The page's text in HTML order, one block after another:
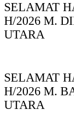
SELAMAT
H/2026 M.
UTARA
SELAMAT
H/2026 M.
UTARA